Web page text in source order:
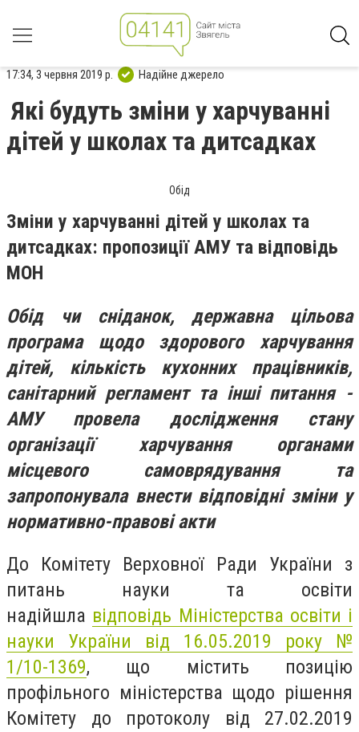
17:34, 3 червня 2019 р. Надійне джерело
Які будуть зміни у харчуванні
дітей у школах та дитсадках
Обід
Зміни у харчуванні дітей у школах та
дитсадках: пропозиції АМУ та відповідь
МОН
Обід чи сніданок, державна цільова
програма щодо здорового харчування
дітей, кількість кухонних працівників,
санітарний регламент та інші питання -
АМУ провела дослідження стану
організації харчування органами
місцевого самоврядування та
запропонувала внести відповідні зміни у
нормативно-правові акти
До Комітету Верховної Ради України з
питань науки та освіти
надійшла відповідь Міністерства освіти і
науки України від 16.05.2019 року №
1/10-1369, що містить позицію
профільного міністерства щодо рішення
Комітету до протоколу від 27.02.2019